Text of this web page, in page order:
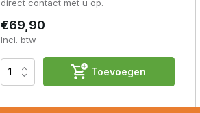
direct contact met u op.
€69,90
Incl. btw
Toevoegen